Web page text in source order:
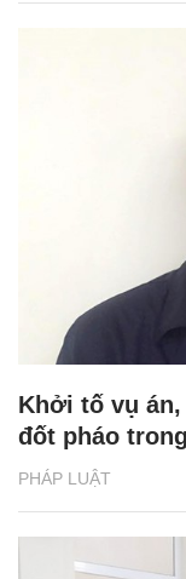
PHÁP LUẬT
Khởi tố vụ
đốt pháo